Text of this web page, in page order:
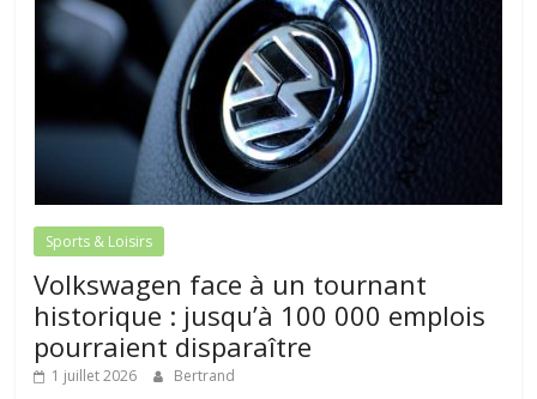
Sports & Loisirs
Volkswagen face à un tournant
historique : jusqu’à 100 000 emplois
pourraient disparaître
1 juillet 2026 Bertrand